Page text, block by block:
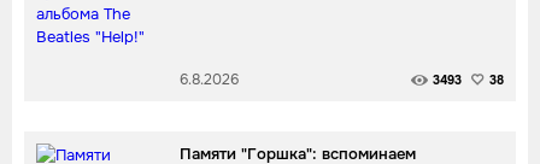
6.8.2026 3493 38
Памяти "Горшка": вспоминаем